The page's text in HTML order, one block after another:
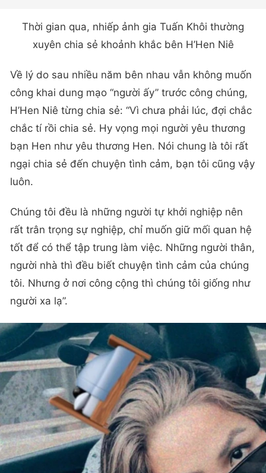
Thời gian qua, nhiếp ảnh gia Tuấn Khôi thường
xuyên chia sẻ khoảnh khắc bên H’Hen Niê
Về lý do sau nhiều năm bên nhau vẫn không muốn
công khai dung mạo “người ấy” trước công chúng,
H’Hen Niê từng chia sẻ: “Vì chưa phải lúc, đợi chắc
bạn Hen như yêu thương Hen. Nói chung là tôi rất
ngại chia sẻ đến chuyện tình cảm, bạn tôi cũng vậy
luôn.
Chúng tôi đều là những người tự khởi nghiệp nên
rất trân trọng sự nghiệp, chỉ muốn giữ mối quan hệ
người nhà thì đều biết chuyện tình cảm của chúng
tôi. Nhưng ở nơi công cộng thì chúng tôi giống như
người xa lạ”.